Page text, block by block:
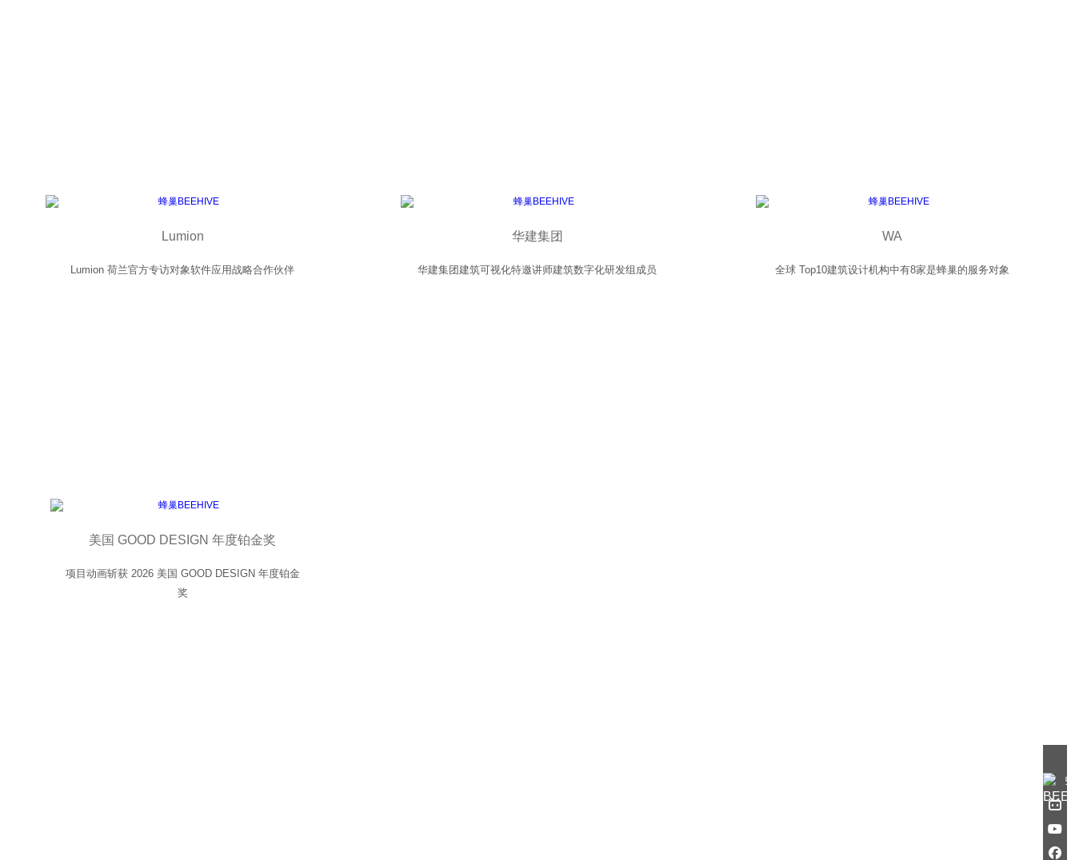
Lumion
Lumion 荷兰官方专访对象软件应用战略合作伙伴
华建集团
华建集团建筑可视化特邀讲师建筑数字化研发组成员
WA
全球 Top10建筑设计机构中有8家是蜂巢的服务对象
美国 GOOD DESIGN 年度铂金奖
项目动画斩获 2026 美国 GOOD DESIGN 年度铂金
奖